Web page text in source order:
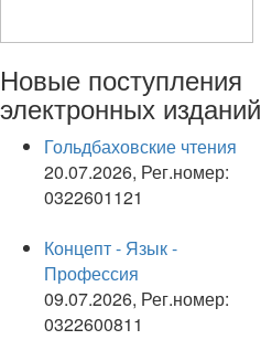
Новые поступления
электронных изданий
Гольдбаховские чтения
20.07.2026, Рег.номер:
0322601121
Концепт - Язык -
Профессия
09.07.2026, Рег.номер:
0322600811